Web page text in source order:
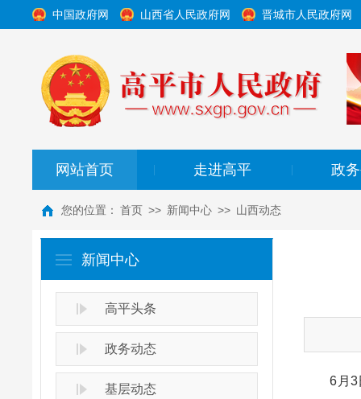
中国政府网 山西省人民政府网 晋城市人民政府网
网站首页 走进高平 政
您的位置： 首页 >> 新闻中心 >> 山西动态
新闻中心
高平头条
政务动态
基层动态
6月3日